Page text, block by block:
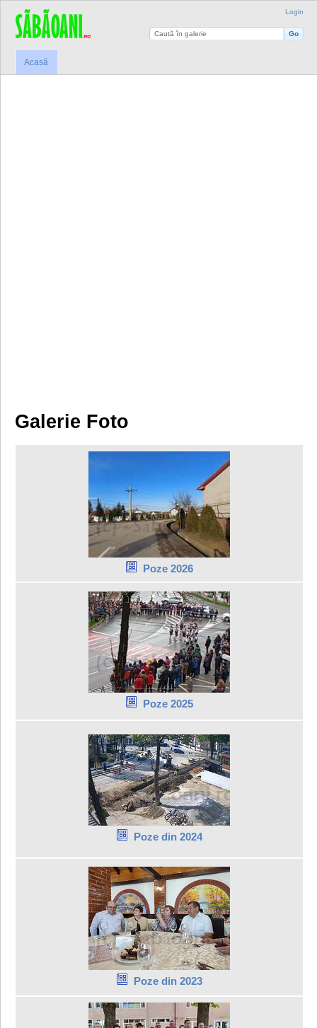
Login
Acasă
Galerie Foto
Poze 2026
Poze 2025
Poze din 2024
Poze din 2023